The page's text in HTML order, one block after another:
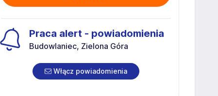
Praca alert - powiadomienia
Budowlaniec, Zielona Góra
Włącz powiadomienia